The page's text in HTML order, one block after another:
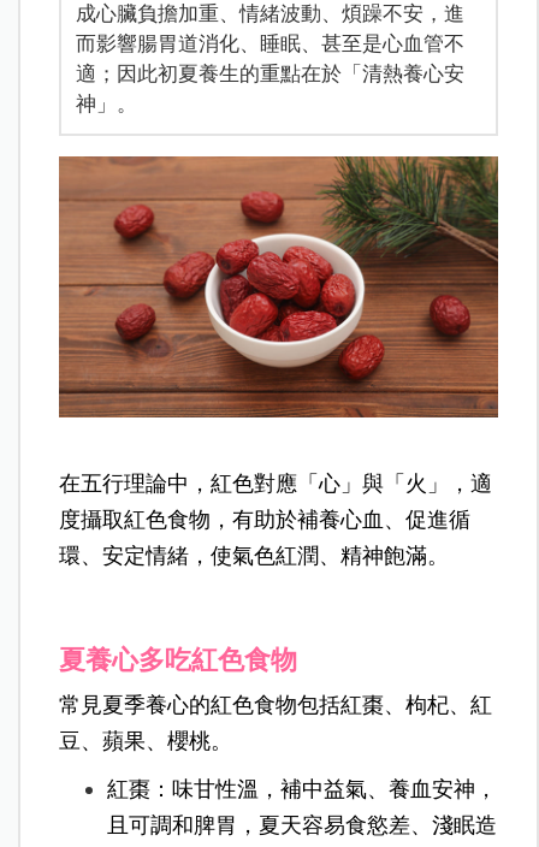
成心臟負擔加重、情緒波動、煩躁不安，進
而影響腸胃道消化、睡眠、甚至是心血管不
適；因此初夏養生的重點在於「清熱養心安
神」。
在五行理論中，紅色對應「心」與「火」，適
度攝取紅色食物，有助於補養心血、促進循
環、安定情緒，使氣色紅潤、精神飽滿。
夏養心多吃紅色食物
常見夏季養心的紅色食物包括紅棗、枸杞、紅
豆、蘋果、櫻桃。
紅棗：味甘性溫，補中益氣、養血安神，
且可調和脾胃，夏天容易食慾差、淺眠造